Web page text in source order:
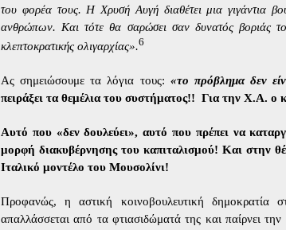
του φορέα τους. Η Χρυσή Αυγή διαθέτει μια γιγάντια
ανθρώπων. Και τότε θα σαρώσει σαν δυνατός βοριάς το
κλεπτοκρατικής ολιγαρχίας».6
Ας σημειώσουμε τα λόγια τους: «το πρόβλημα δεν
πειράξει τα θεμέλια του συστήματος!! Για την Χ.Α. ο
Αυτό που «δεν δουλεύει», αυτό που πρέπει να
μορφή διακυβέρνησης του καπιταλισμού! Και στην
Ιταλικό μοντέλο του Μουσολίνι!
Προφανώς, η αστική κοινοβουλευτική δημοκρατία
απαλλάσσεται από τα φτιασιδώματά της και παίρνει